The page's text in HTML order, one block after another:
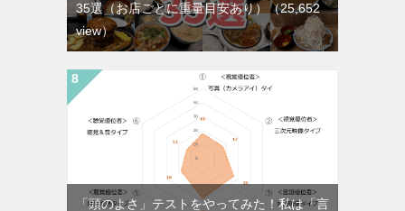
35選（お店ごとに重量目安あり）
（25,652
view）
「頭のよさ」テストをやってみた！私は「言